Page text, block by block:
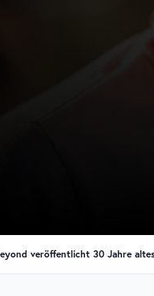
veröffentlicht 30 Jahre